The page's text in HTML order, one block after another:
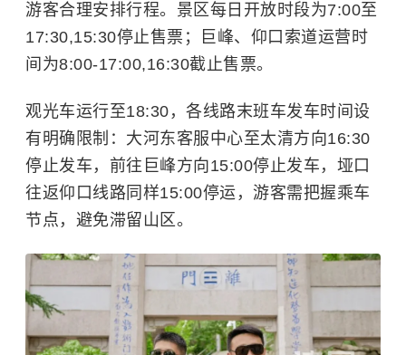
游客合理安排行程。景区每日开放时段为7:00至
17:30,15:30停止售票；巨峰、仰口索道运营时
间为8:00-17:00,16:30截止售票。
观光车运行至18:30，各线路末班车发车时间设
有明确限制：大河东客服中心至太清方向16:30
停止发车，前往巨峰方向15:00停止发车，垭口
往返仰口线路同样15:00停运，游客需把握乘车
节点，避免滞留山区。